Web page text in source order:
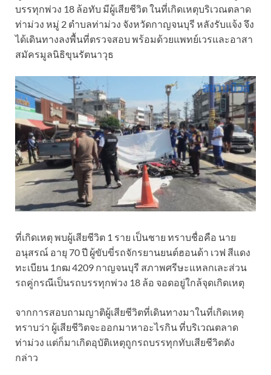
บรรทุกพ่วง 18 ล้อทับ มีผู้เสียชีวิต ในที่เกิดเหตุบริเวณตลาด
ท่าม่วง หมู่ 2 ตำบลท่าม่วง จังหวัดกาญจนบุรี หลังรับแจ้ง จึง
ได้เดินทางลงพื้นที่ตรวจสอบ พร้อมด้วยแพทย์เวรและอาสา
สมัครมูลนิธิขุนรัตนาวุธ
ที่เกิดเหตุ พบผู้เสียชีวิต 1 ราย เป็นชาย ทราบชื่อคือ นาย
อนุสรณ์ อายุ 70 ปี ผู้ขับขี่รถจักรยานยนต์ฮอนด้า เวฟ สีแดง
ทะเบียน 1กฒ 4209 กาญจนบุรี สภาพศรีษะแหลกเละส่วน
รถคู่กรณีเป็นรถบรรทุกพ่วง 18 ล้อ จอดอยู่ใกล้จุดเกิดเหตุ
จากการสอบถามญาติผู้เสียชีวิตที่เดินทางมาในที่เกิดเหตุ
ทราบว่า ผู้เสียชีวิตจะออกมาหาอะไรกิน ที่บริเวณตลาด
ท่าม่วง แต่ก็มาเกิดอุบัติเหตุถูกรถบรรทุกทับเสียชีวิตดัง
กล่าว